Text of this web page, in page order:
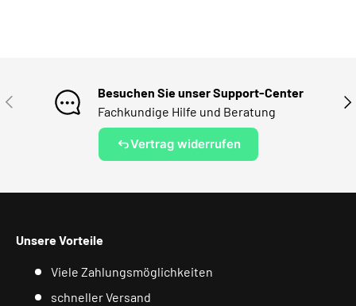
VORHERIGE
Besuchen Sie unser Support-Center
Fachkundige Hilfe und Beratung
Vertrag widerrufen
Unsere Vorteile
Viele Zahlungsmöglichkeiten
schneller Versand